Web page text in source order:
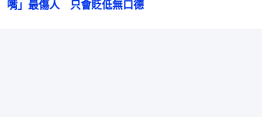
嘴」最傷人　只會貶低無口德